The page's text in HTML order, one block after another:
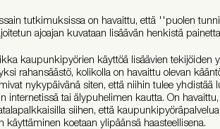
tutkimuksissa on havaittu, että ''puolen
ajoajan kuvataan lisäävän henkistä
kaupunkipyörien käyttöä lisäävien tekijöiden
rahansäästö, kolikolla on havaittu olevan
nykypäivänä siten, että niihin tulee
internetissä tai älypuhelimen kautta. On
siihen, että
käyttäminen koetaan ylipäänsä haasteellisena.